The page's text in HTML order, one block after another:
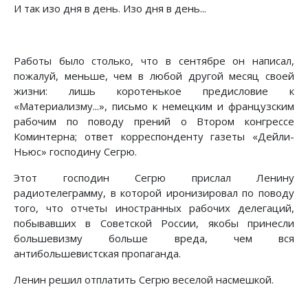
И так изо дня в день. Изо дня в день...
Работы было столько, что в сентябре он написал,
пожалуй, меньше, чем в любой другой месяц своей
жизни: лишь коротенькое предисловие к
«Материализму...», письмо к немецким и французским
рабочим по поводу прений о Втором конгрессе
Коминтерна; ответ корреспонденту газеты «Дейли-
Ньюс» господину Сегрю.
Этот господин Сегрю прислал Ленину
радиотелеграмму, в которой иронизировал по поводу
того, что отчеты иностранных рабочих делегаций,
побывавших в Советской России, якобы принесли
большевизму больше вреда, чем вся
антибольшевистская пропаганда.
Ленин решил отплатить Сегрю веселой насмешкой.